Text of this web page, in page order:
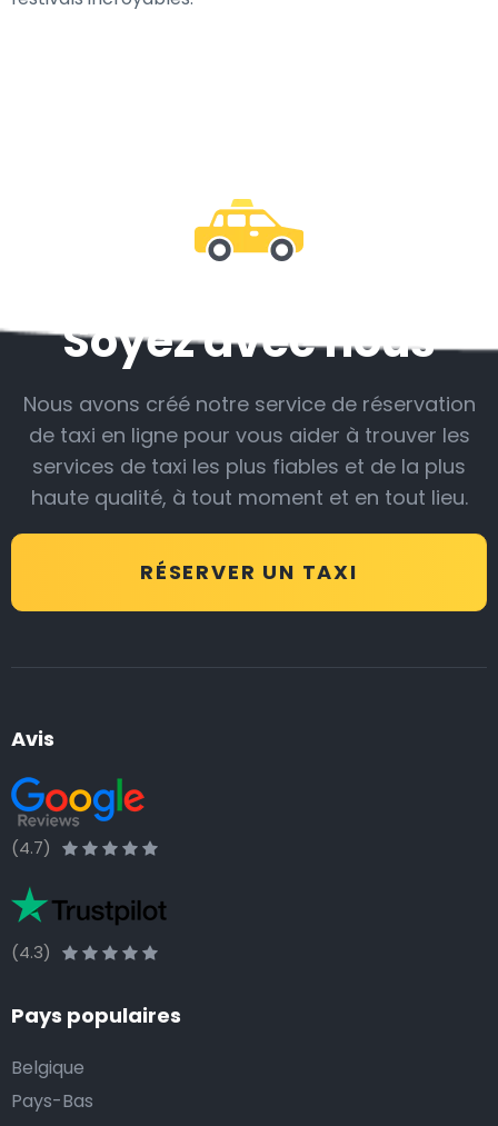
Soyez avec nous
Nous avons créé notre service de réservation
de taxi en ligne pour vous aider à trouver les
services de taxi les plus fiables et de la plus
haute qualité, à tout moment et en tout lieu.
RÉSERVER UN TAXI
Avis
(4.7)
(4.3)
Pays populaires
Belgique
Pays-Bas